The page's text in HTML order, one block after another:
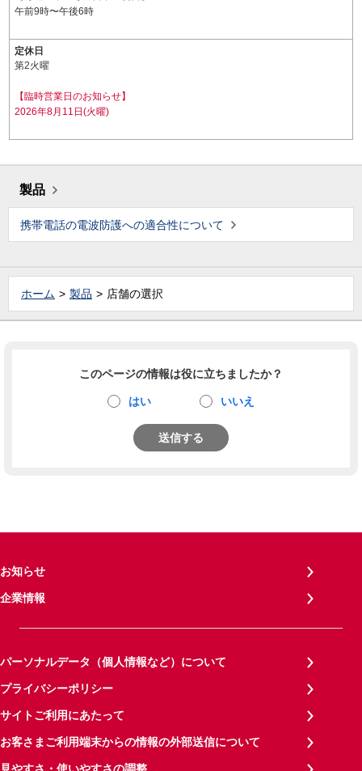
午前9時〜午後6時
定休日
第2火曜
【臨時営業日のお知らせ】
2026年8月11日(火曜)
製品
携帯電話の電波防護への適合性について
ホーム 製品 店舗の選択
このページの情報は役に立ちましたか？
はい いいえ
送信する
お知らせ
企業情報
パーソナルデータ（個人情報など）について
プライバシーポリシー
サイトご利用にあたって
お客さまご利用端末からの情報の外部送信について